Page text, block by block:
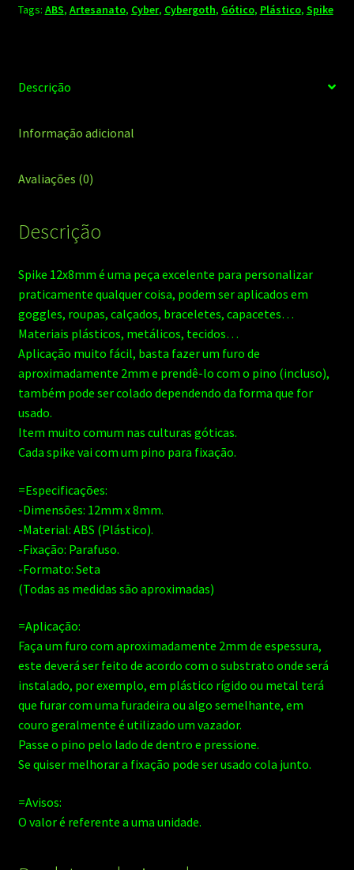
Tags: ABS, Artesanato, Cyber, Cybergoth, Gótico, Plástico, Spike
Descrição
Informação adicional
Avaliações (0)
Descrição
Spike 12x8mm é uma peça excelente para personalizar
praticamente qualquer coisa, podem ser aplicados em
goggles, roupas, calçados, braceletes, capacetes…
Materiais plásticos, metálicos, tecidos…
Aplicação muito fácil, basta fazer um furo de
aproximadamente 2mm e prendê-lo com o pino (incluso),
também pode ser colado dependendo da forma que for
usado.
Item muito comum nas culturas góticas.
Cada spike vai com um pino para fixação.
=Especificações:
-Dimensões: 12mm x 8mm.
-Material: ABS (Plástico).
-Fixação: Parafuso.
-Formato: Seta
(Todas as medidas são aproximadas)
=Aplicação:
Faça um furo com aproximadamente 2mm de espessura,
este deverá ser feito de acordo com o substrato onde será
instalado, por exemplo, em plástico rígido ou metal terá
que furar com uma furadeira ou algo semelhante, em
couro geralmente é utilizado um vazador.
Passe o pino pelo lado de dentro e pressione.
Se quiser melhorar a fixação pode ser usado cola junto.
=Avisos:
O valor é referente a uma unidade.